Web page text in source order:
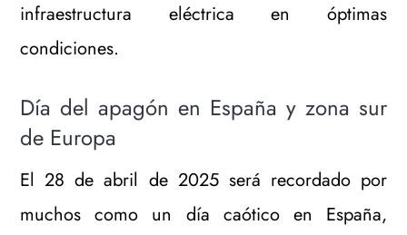
infraestructura eléctrica en óptimas
condiciones.
Día del apagón en España y zona sur
de Europa
El 28 de abril de 2025 será recordado por
muchos como un día caótico en España,